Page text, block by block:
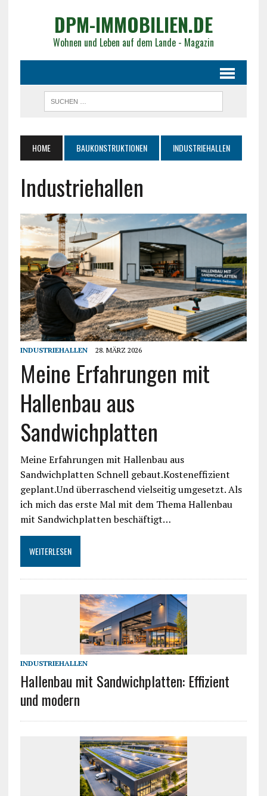
DPM-IMMOBILIEN.DE
Wohnen und Leben auf dem Lande - Magazin
HOME BAUKONSTRUKTIONEN INDUSTRIEHALLEN
Industriehallen
INDUSTRIEHALLEN 28. MÄRZ 2026
Meine Erfahrungen mit
Hallenbau aus
Sandwichplatten
Meine Erfahrungen mit Hallenbau aus
Sandwichplatten Schnell gebaut.Kosteneffizient
geplant.Und überraschend vielseitig umgesetzt. Als
ich mich das erste Mal mit dem Thema Hallenbau
mit Sandwichplatten beschäftigt…
WEITERLESEN
INDUSTRIEHALLEN
Hallenbau mit Sandwichplatten: Effizient
und modern